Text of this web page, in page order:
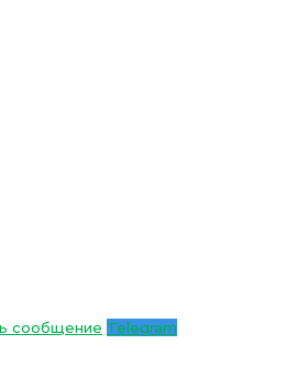
сообщение Telegram